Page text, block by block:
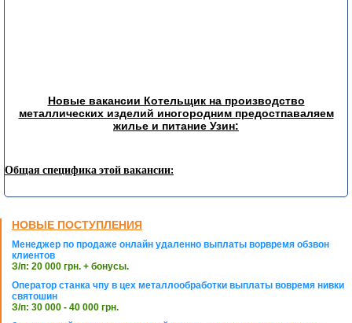
Новые вакансии Котельщик на производство
металлических изделий иногородним предостпаваляем
жилье и питание Узин:
Общая специфика этой вакансии:
НОВЫЕ ПОСТУПЛЕНИЯ
Менеджер по продаже онлайн удаленно выплаты ворвремя обзвон
клиентов
З/п: 20 000 грн. + бонусы.
Оператор станка чпу в цех металлообработки выплаты вовремя нивки
святошин
З/п: 30 000 - 40 000 грн.